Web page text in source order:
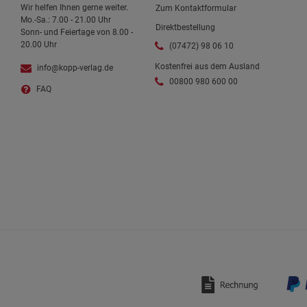
Wir helfen Ihnen gerne weiter.
Mo.-Sa.: 7.00 - 21.00 Uhr
Sonn- und Feiertage von 8.00 -
20.00 Uhr
info@kopp-verlag.de
FAQ
Zum Kontaktformular
Direktbestellung
(07472) 98 06 10
Kostenfrei aus dem Ausland
00800 980 600 00